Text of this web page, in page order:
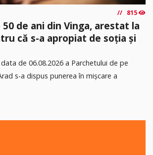
815
de ani din Vinga, arestat la
că s-a apropiat de soția și
de 06.08.2026 a Parchetului de pe
s-a dispus punerea în mişcare a